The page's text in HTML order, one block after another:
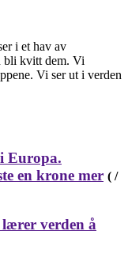
i et hav av
bli kvitt dem. Vi
Vi ser ut i verden
Europa.
en krone mer ( /
verden å